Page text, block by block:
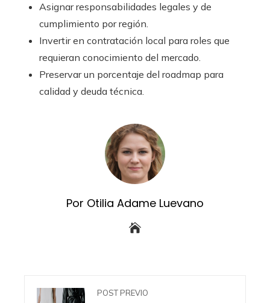
Asignar responsabilidades legales y de
cumplimiento por región.
Invertir en contratación local para roles que
requieran conocimiento del mercado.
Preservar un porcentaje del roadmap para
calidad y deuda técnica.
Por Otilia Adame Luevano
POST PREVIO